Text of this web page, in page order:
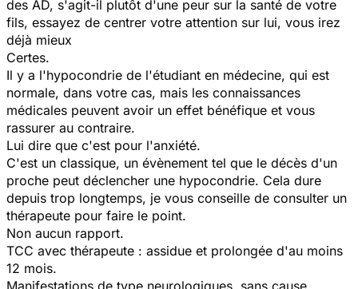
des AD, s'agit-il plutôt d'une peur sur la santé de votre
fils, essayez de centrer votre attention sur lui, vous irez
déjà mieux
Certes.
Il y a l'hypocondrie de l'étudiant en médecine, qui est
normale, dans votre cas, mais les connaissances
médicales peuvent avoir un effet bénéfique et vous
rassurer au contraire.
Lui dire que c'est pour l'anxiété.
C'est un classique, un évènement tel que le décès d'un
proche peut déclencher une hypocondrie. Cela dure
depuis trop longtemps, je vous conseille de consulter un
thérapeute pour faire le point.
Non aucun rapport.
TCC avec thérapeute : assidue et prolongée d'au moins
12 mois.
Manifestations de type neurologiques, sans cause